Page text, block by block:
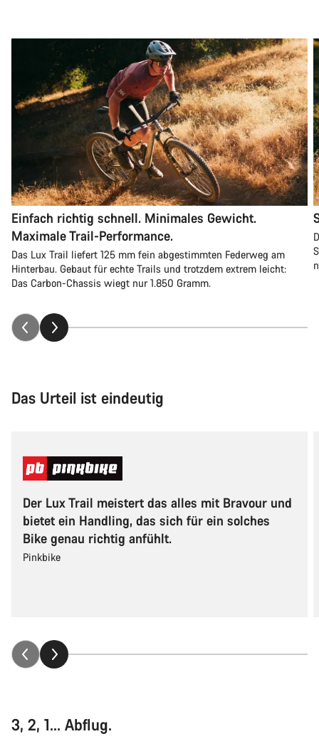
Einfach richtig schnell. Minimales Gewicht.
Maximale Trail-Performance.
Das Lux Trail liefert 125 mm fein abgestimmten Federweg am
Hinterbau. Gebaut für echte Trails und trotzdem extrem leicht:
Das Carbon-Chassis wiegt nur 1.850 Gramm.
Das Urteil ist eindeutig
Der Lux Trail meistert das alles mit Bravour und
bietet ein Handling, das sich für ein solches
Bike genau richtig anfühlt.
Pinkbike
3, 2, 1... Abflug.